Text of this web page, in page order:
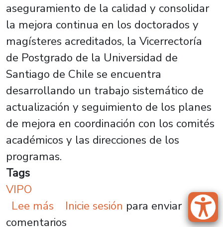
aseguramiento de la calidad y consolidar
la mejora continua en los doctorados y
magísteres acreditados, la Vicerrectoría
de Postgrado de la Universidad de
Santiago de Chile se encuentra
desarrollando un trabajo sistemático de
actualización y seguimiento de los planes
de mejora en coordinación con los comités
académicos y las direcciones de los
programas.
Tags
VIPO
Lee más sobre Vicerrectoría de
Inicie sesión para enviar
comentarios